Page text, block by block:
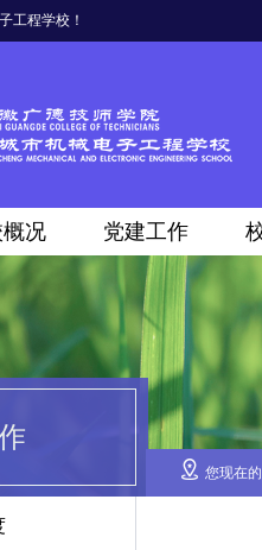
工程学校！
况 党建工作
您现在